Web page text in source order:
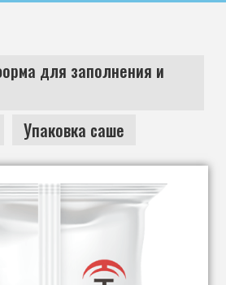
для заполнения и
Упаковка саше